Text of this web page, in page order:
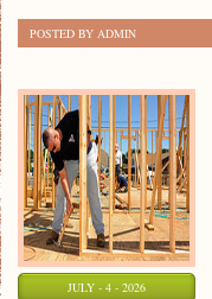
POSTED BY ADMIN
JULY - 4 - 2026